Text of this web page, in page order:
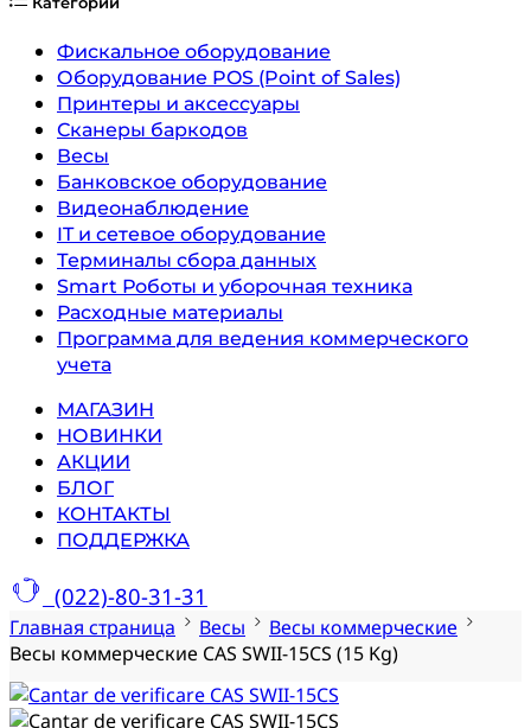
Фискальное оборудование
Оборудование POS (Point of Sales)
Принтеры и аксессуары
Сканеры баркодов
Весы
Банковское оборудование
Видеонаблюдение
IT и сетевое оборудование
Терминалы сбора данных
Smart Роботы и уборочная техника
Расходные материалы
Программа для ведения коммерческого
учета
МАГАЗИН
НОВИНКИ
АКЦИИ
БЛОГ
КОНТАКТЫ
ПОДДЕРЖКА
(022)-80-31-31
Главная страница Весы
Весы коммерческие
Весы коммерческие CAS SWII-15CS (15 Kg)